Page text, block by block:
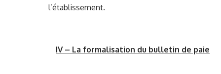
l’établissement.
IV – La formalisation du bulletin de paie